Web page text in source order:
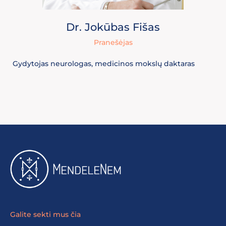
Dr. Jokūbas Fišas
Pranešėjas
Gydytojas neurologas, medicinos mokslų daktaras
Galite sekti mus čia